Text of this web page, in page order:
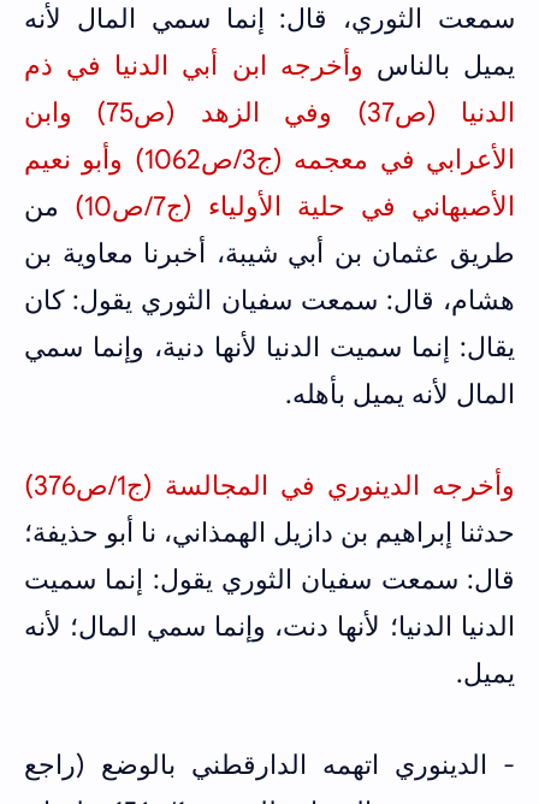
سمعت الثوري، قال: إنما سمي المال لأنه
يميل بالناس وأخرجه ابن أبي الدنيا في ذم
الدنيا (ص37) وفي الزهد (ص75) وابن
الأعرابي في معجمه (ج3/ص1062) وأبو نعيم
الأصبهاني في حلية الأولياء (ج7/ص10)
من
طريق عثمان بن أبي شيبة، أخبرنا معاوية بن
هشام، قال: سمعت سفيان الثوري يقول: كان
يقال: إنما سميت الدنيا لأنها دنية، وإنما سمي
المال لأنه يميل بأهله.
وأخرجه الدينوري في المجالسة (ج1/ص376)
حدثنا إبراهيم بن دازيل الهمذاني، نا أبو حذيفة؛
قال: سمعت سفيان الثوري يقول: إنما سميت
الدنيا الدنيا؛ لأنها دنت، وإنما سمي المال؛ لأنه
يميل.
- الدينوري اتهمه الدارقطني بالوضع (راجع